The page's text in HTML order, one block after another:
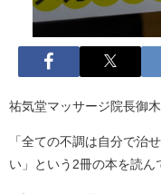
祐気堂マッサージ院長御木
「全ての不調は自分で治
い」という2冊の本を読ん